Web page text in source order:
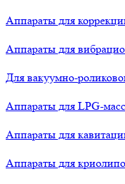
Аппараты для
Аппараты для
Для вакуумно-
Аппараты для LPG-
Аппараты для
Аппараты для